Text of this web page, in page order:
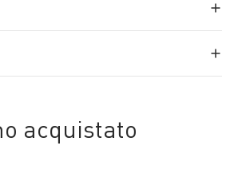
acquistato